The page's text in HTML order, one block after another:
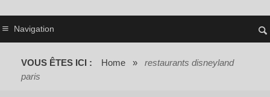
Navigation
VOUS ÊTES ICI : Home »
restaurants disneyland
paris